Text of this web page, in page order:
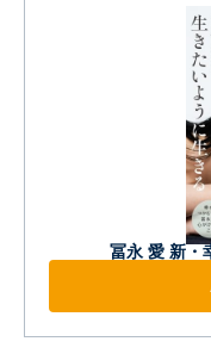
冨永 愛 新・